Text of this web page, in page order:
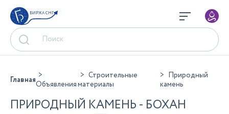
БИРЖА СНГ
ГлавнаяОбъявления
Строительные
материалы
Природный
камень
ПРИРОДНЫЙ КАМЕНЬ - БОХАН